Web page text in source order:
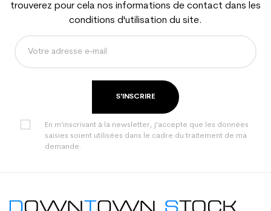
trouverez pour cela nos informations de contact dans les
conditions d'utilisation du site.
S'INSCRIRE
En m'inscrivant à la newsletter, j'accepte que les données
saisies soient utilisées dans le cadre du traitement de ma
demande.